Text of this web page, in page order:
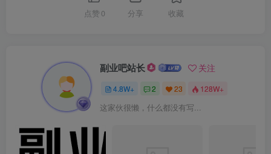
点赞 0 分享 收藏
副业吧站长 关注
4.8W+ 2 23 128W+
这家伙很懒，什么都没有写...